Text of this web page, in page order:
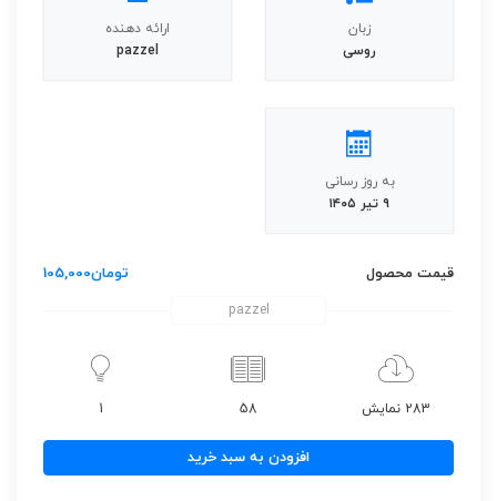
زبان
روسی
ارائه دهنده
pazzel
به روز رسانی
۹ تیر ۱۴۰۵
قیمت محصول تومان105,000
pazzel
283 نمایش 58
1
مجله
افزودن به سبد خرید